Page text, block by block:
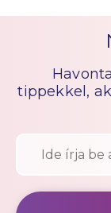
tippekkel,